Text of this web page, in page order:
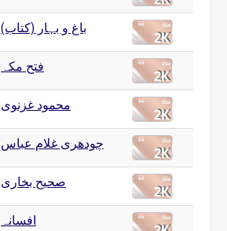
باغ و بہار (کتاب)
فتح مکہ
محمود غزنوی
چودھری غلام عباس
صحیح بخاری
افسانہ